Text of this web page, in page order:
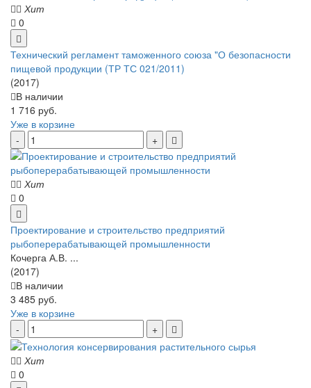
Хит
0
Технический регламент таможенного союза "О безопасности
пищевой продукции (ТР ТС 021/2011)
(2017)
В наличии
1 716 руб.
Уже в корзине
Хит
0
Проектирование и строительство предприятий
рыбоперерабатывающей промышленности
Кочерга А.В. ...
(2017)
В наличии
3 485 руб.
Уже в корзине
Хит
0